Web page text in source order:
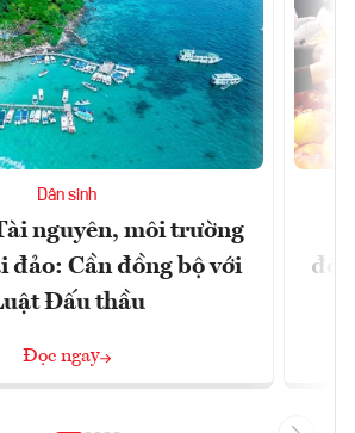
Dân sinh
nguyên, môi trường
đảo: Cần đồng bộ với
Đấu thầu
Đọc ngay